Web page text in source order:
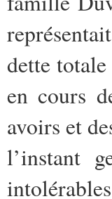
dette
en cours
avoirs et
l’instant